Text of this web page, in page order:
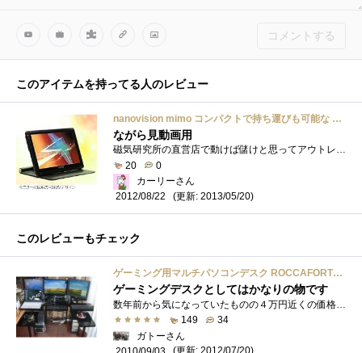
コメントする
このアイテムを持ってる人のレビュー
nanovision mimo コンパクトで持ち運びも可能な USB接続 7インチ LCDサブモニター 黒 UM-710S BLACK
ながら見動画用
磁気研究所の直営店で動けば儲けと思ってアウトレットで購入。箱ボコボコだったけど中身は問題なしでした。Windows8での挙動が不安定でしたがド...
20
0
カーリーさん
2012/08/22
(更新: 2013/05/20)
このレビューもチェック
ゲーミング用マルチパソコンデスク ROCCAFORTE mS-010
ゲーミングデスクとしてはかなりの物です
149
34
ガトーさん